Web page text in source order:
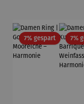
7% gespartRabatt7%